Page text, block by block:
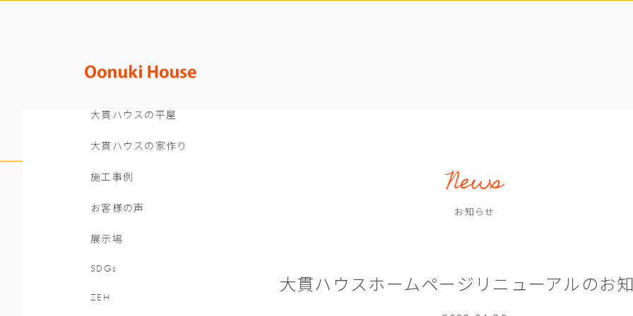
大貫ハウスの平屋
大貫ハウスの家作り
施工事例
お客様の声
展示場
SDGs
ZEH
お知らせ
大貫ハウスホームページリニューアルのお